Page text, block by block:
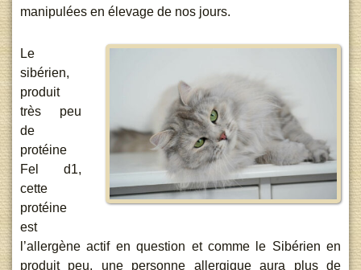
manipulées en élevage de nos jours.
Le
sibérien,
produit
très peu
de
protéine
Fel d1,
cette
protéine
est
l’allergène actif en question et comme le Sibérien en
produit peu, une personne allergique aura plus de